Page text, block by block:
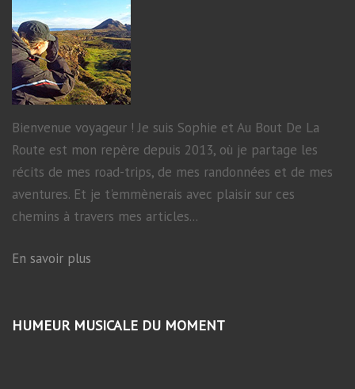
Bienvenue voyageur ! Je suis Sophie et Au Bout De La
Route est mon repère depuis 2013, où je partage les
récits de mes road-trips, de mes randonnées et de mes
aventures. Et je t'emmènerais avec plaisir sur ces
chemins à travers mes articles...
En savoir plus
HUMEUR MUSICALE DU MOMENT